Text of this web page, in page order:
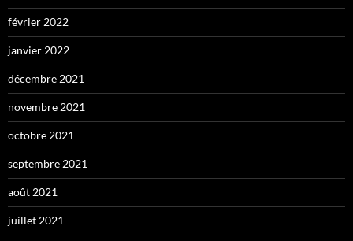
février 2022
janvier 2022
décembre 2021
novembre 2021
octobre 2021
septembre 2021
août 2021
juillet 2021